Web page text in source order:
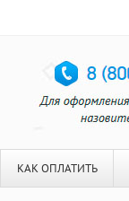
КАК ОПЛАТИТЬ